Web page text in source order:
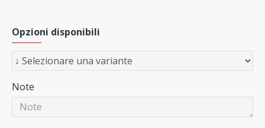
Opzioni disponibili
Note